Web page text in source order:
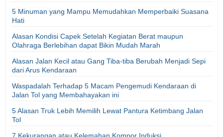
5 Minuman yang Mampu Memudahkan Memperbaiki Suasana
Hati
Alasan Kondisi Capek Setelah Kegiatan Berat maupun
Olahraga Berlebihan dapat Bikin Mudah Marah
Alasan Jalan Kecil atau Gang Tiba-tiba Berubah Menjadi Sepi
dari Arus Kendaraan
Waspadalah Terhadap 5 Macam Pengemudi Kendaraan di
Jalan Tol yang Membahayakan ini
5 Alasan Truk Lebih Memilih Lewat Pantura Ketimbang Jalan
Tol